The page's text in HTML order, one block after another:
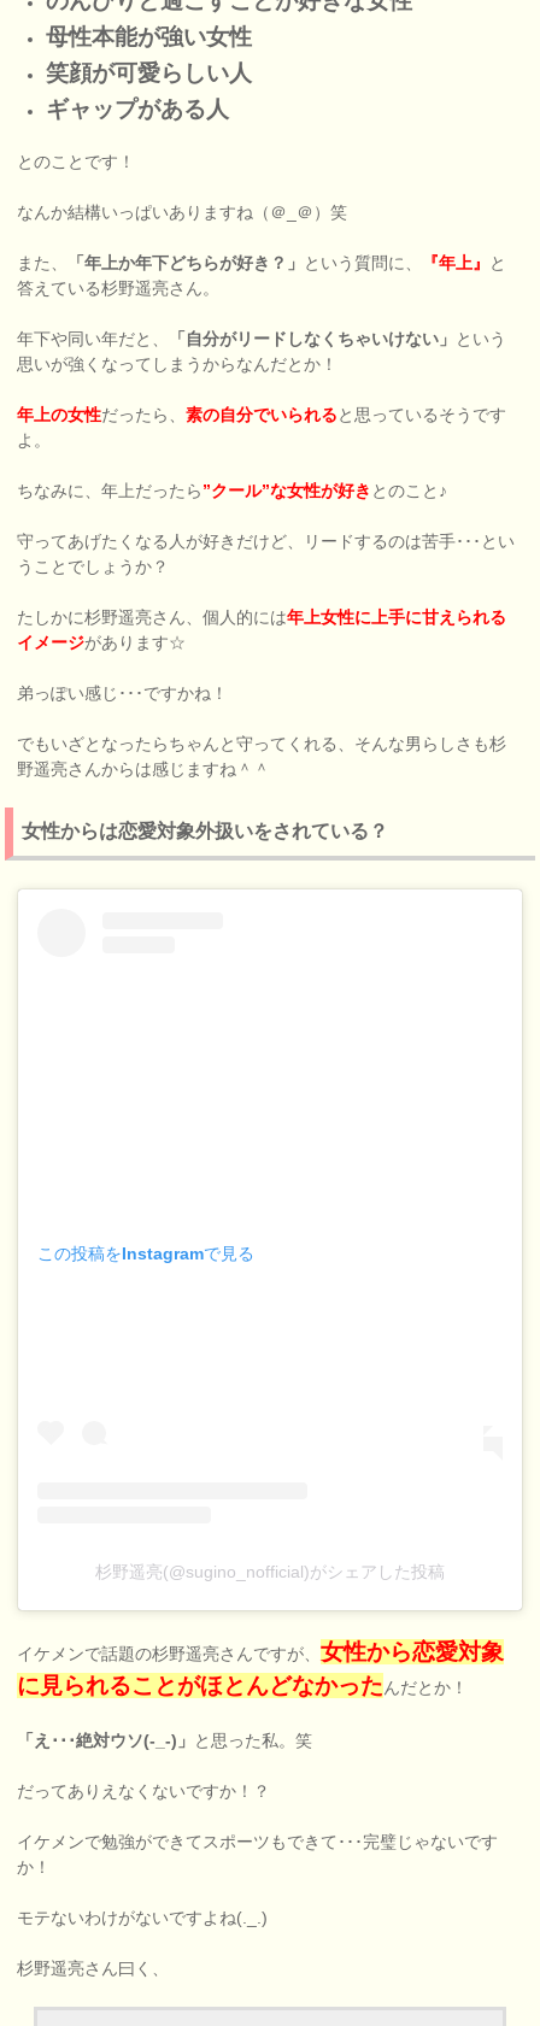
母性本能が強い女性
笑顔が可愛らしい人
ギャップがある人
とのことです！
なんか結構いっぱいありますね（＠_＠）笑
また、 「年上か年下どちらが好き？」 という質問に、 『年上』 と
答えている杉野遥亮さん。
年下や同い年だと、 「自分がリードしなくちゃいけない」 という
思いが強くなってしまうからなんだとか！
年上の女性だったら、素の自分でいられると思っているそうです
よ。
ちなみに、年上だったら”クール”な女性が好き とのこと♪
守ってあげたくなる人が好きだけど、リードするのは苦手･･･とい
うことでしょうか？
たしかに杉野遥亮さん、個人的には年上女性に上手に甘えられる
イメージがあります☆
弟っぽい感じ･･･ですかね！
でもいざとなったらちゃんと守ってくれる、そんな男らしさも杉
野遥亮さんからは感じますね＾＾
女性からは恋愛対象外扱いをされている？
この投稿をInstagramで見る
杉野遥亮(@sugino_nofficial)がシェアした投稿
イケメンで話題の杉野遥亮さんですが、女性から恋愛対象
に見られることがほとんどなかったんだとか！
「え･･･絶対ウソ(-_-)」 と思った私。笑
だってありえなくないですか！？
イケメンで勉強ができてスポーツもできて･･･完璧じゃないです
か！
モテないわけがないですよね(._.)
杉野遥亮さん曰く、